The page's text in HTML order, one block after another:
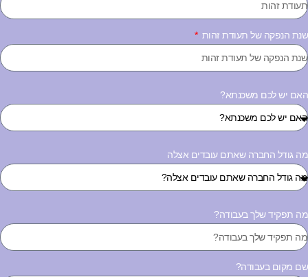
הנפקה של תעודת זהות
יש לכם משכנתא?
גודל החברה שאתם עובדים אצלה
תפקיד שלך בעבודה?
מקום בעבודה?